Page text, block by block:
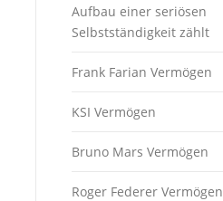
Aufbau einer seriösen
Selbstständigkeit zählt
Frank Farian Vermögen
KSI Vermögen
Bruno Mars Vermögen
Roger Federer Vermögen